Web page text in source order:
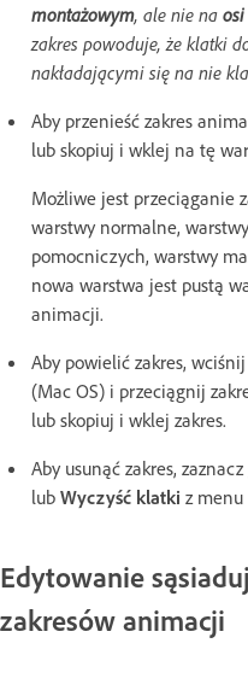
montażowym, ale nie na osi
zakres powoduje, że klatki
nakładającymi się na nie
Aby przenieść zakres
lub skopiuj i wklej na tę
Możliwe jest przeciąganie
warstwy normalne,
pomocniczych, warstwy
nowa warstwa jest pustą
animacji.
Aby powielić zakres,
(Mac OS) i przeciągnij
lub skopiuj i wklej zakres.
Aby usunąć zakres,
lub Wyczyść klatki z menu
Edytowanie
zakresów animacji